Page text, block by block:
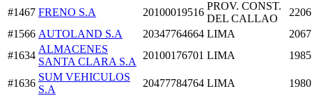
#1467 FRENO S.A 20100019516
PROV. CONST.
DEL CALLAO
#1566 AUTOLAND S.A 20347764664 LIMA
#1634
ALMACENES
SANTA CLARA S.A
20100176701 LIMA
#1636
SUM VEHICULOS
S.A
20477784764 LIMA